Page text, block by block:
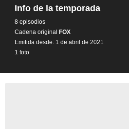
Info de la temporada
8 episodios
Cadena original FOX
Emitida desde: 1 de abril de 2021
1 foto